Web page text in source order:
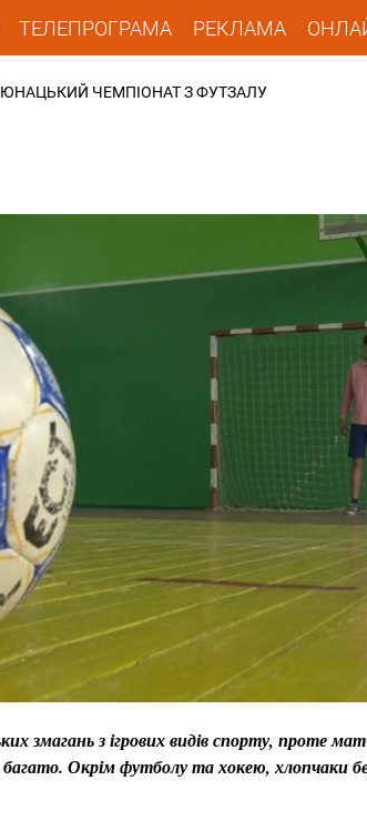
ТЕЛЕПРОГРАМА РЕКЛАМА
ЧЕМПІОНАТ З ФУТЗАЛУ
змагань з ігрових видів спорту, проте
Окрім футболу та хокею, хлопчаки